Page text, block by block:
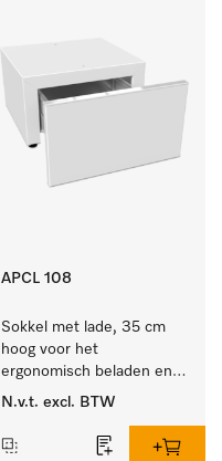
APCL 108
Sokkel met lade, 35 cm
hoog voor het
ergonomisch beladen en
legen van de wasmachine
N.v.t. excl. BTW